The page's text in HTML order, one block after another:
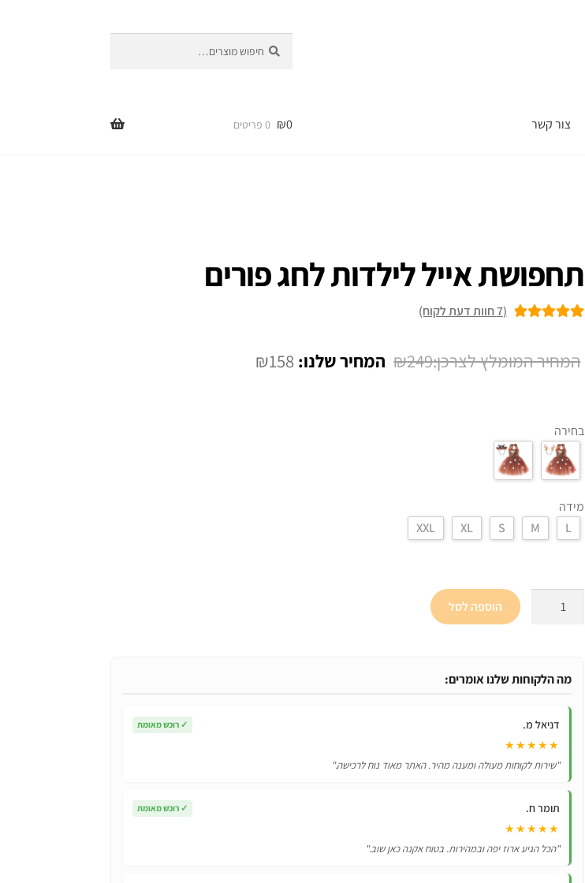
עבור:
צור קשר ₪0 0 פריטים
תחפושת אייל לילדות לחג פורים
עלדירוגים של
(
7חוות דעת לקוח)
₪249
המחיר
₪158 המחיר
בחירה
מידה
L
M
S
XL
XXL
לילדות
פורים
הוספה לסל
מה הלקוחות שלנו אומרים:
דניאל מ. ✓ רוכש מאומת
★★★★★
"שירות לקוחות מעולה ומענה מהיר. האתר מאוד נוח לרכישה."
תומר ח. ✓ רוכש מאומת
★★★★★
"הכל הגיע ארוז יפה ובמהירות. בטוח אקנה כאן שוב."